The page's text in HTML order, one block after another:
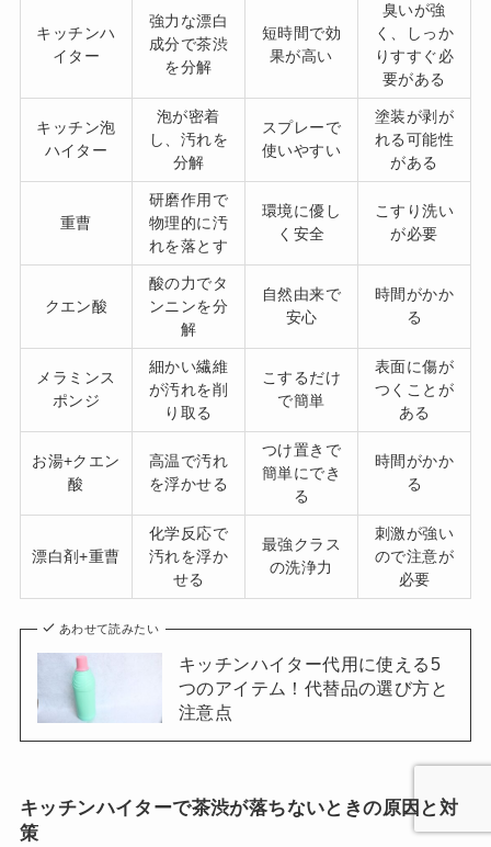
キッチンハ
イター
強力な漂白
成分で茶渋
を分解
短時間で効
果が高い
臭いが強
く、しっか
りすすぐ必
要がある
キッチン泡
ハイター
泡が密着
し、汚れを
分解
スプレーで
使いやすい
塗装が剥が
れる可能性
がある
重曹
研磨作用で
物理的に汚
れを落とす
環境に優し
く安全
こすり洗い
が必要
クエン酸
酸の力でタ
ンニンを分
解
自然由来で
安心
時間がかか
る
メラミンス
ポンジ
細かい繊維
が汚れを削
り取る
こするだけ
で簡単
表面に傷が
つくことが
ある
お湯+クエン
酸
高温で汚れ
を浮かせる
つけ置きで
簡単にでき
る
時間がかか
る
漂白剤+重曹
化学反応で
汚れを浮か
せる
最強クラス
の洗浄力
刺激が強い
ので注意が
必要
あわせて読みたい
キッチンハイター代用に使える5
つのアイテム！代替品の選び方と
注意点
キッチンハイターで茶渋が落ちないときの原因と対
策